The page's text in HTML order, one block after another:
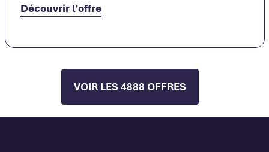
Découvrir l'offre
VOIR LES 4888 OFFRES